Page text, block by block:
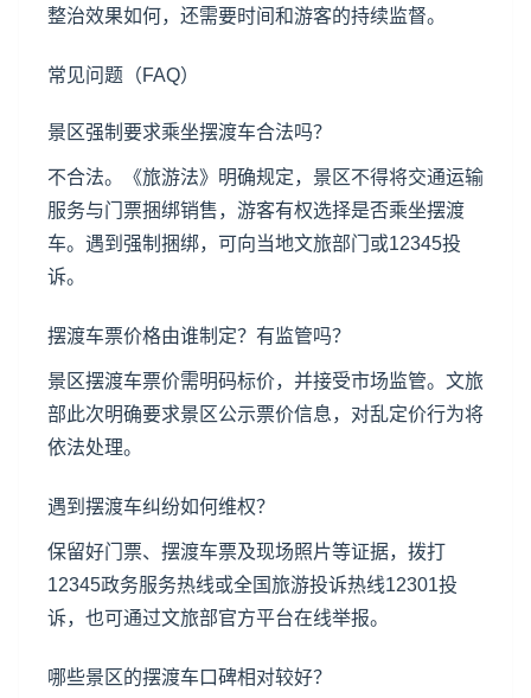
整治效果如何，还需要时间和游客的持续监督。
常见问题（FAQ）
景区强制要求乘坐摆渡车合法吗？
不合法。《旅游法》明确规定，景区不得将交通运输
服务与门票捆绑销售，游客有权选择是否乘坐摆渡
车。遇到强制捆绑，可向当地文旅部门或12345投
诉。
摆渡车票价格由谁制定？有监管吗？
景区摆渡车票价需明码标价，并接受市场监管。文旅
部此次明确要求景区公示票价信息，对乱定价行为将
依法处理。
遇到摆渡车纠纷如何维权？
保留好门票、摆渡车票及现场照片等证据，拨打
12345政务服务热线或全国旅游投诉热线12301投
诉，也可通过文旅部官方平台在线举报。
哪些景区的摆渡车口碑相对较好？